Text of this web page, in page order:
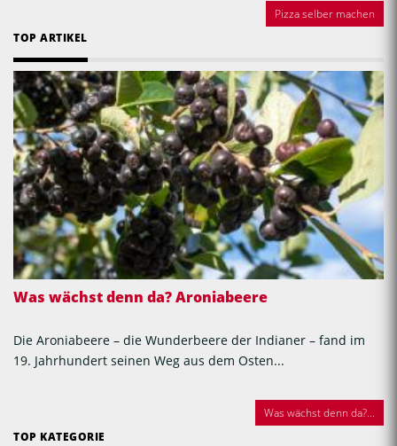
Pizza selber machen
TOP ARTIKEL
Was wächst denn da? Aroniabeere
Die Aroniabeere – die Wunderbeere der Indianer – fand im
19. Jahrhundert seinen Weg aus dem Osten...
Was wächst denn da?...
TOP KATEGORIE